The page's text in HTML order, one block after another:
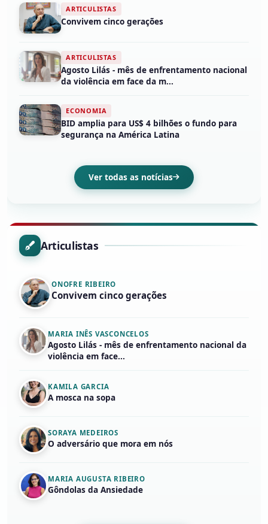
ARTICULISTAS
Convivem cinco gerações
ARTICULISTAS
Agosto Lilás - mês de enfrentamento nacional
da violência em face da m...
ECONOMIA
BID amplia para US$ 4 bilhões o fundo para
segurança na América Latina
Ver todas as notícias
Articulistas
ONOFRE RIBEIRO
Convivem cinco gerações
MARIA INÊS VASCONCELOS
Agosto Lilás - mês de enfrentamento nacional da
violência em face...
KAMILA GARCIA
A mosca na sopa
SORAYA MEDEIROS
O adversário que mora em nós
MARIA AUGUSTA RIBEIRO
Gôndolas da Ansiedade